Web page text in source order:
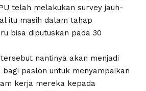
telah melakukan survey jauh-
itu masih dalam tahap
bisa diputuskan pada 30
nantinya akan menjadi
paslon untuk menyampaikan
kerja mereka kepada